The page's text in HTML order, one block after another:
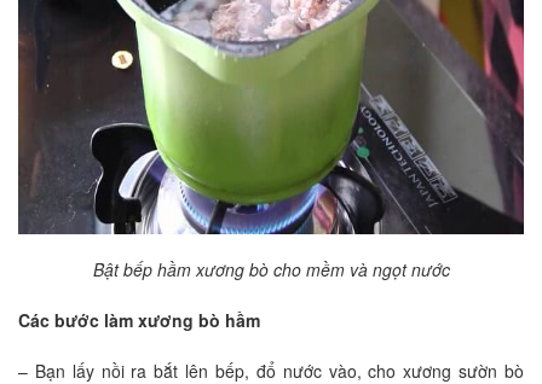
Bật bếp hầm xương bò cho mềm và ngọt nước
Các bước làm xương bò hầm
– Bạn lấy nồi ra bắt lên bếp, đổ nước vào, cho xương sườn bò